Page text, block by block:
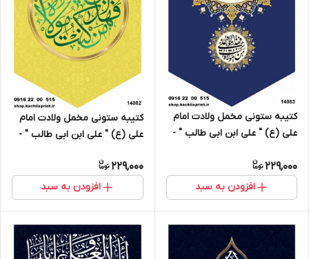
کتیبه ستونی مخمل ولادت امام
علی (ع) " علی ابن ابی طالب " -
229,000
افزودن به سبد
کتیبه ستونی مخمل ولادت امام
علی (ع) " علی ابن ابی طالب " -
229,000
افزودن به سبد